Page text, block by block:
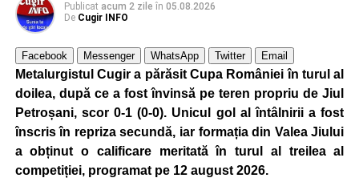
Publicat acum 2 zile în 05.08.2026
De Cugir INFO
Facebook Messenger WhatsApp Twitter Email
Metalurgistul Cugir a părăsit Cupa României în turul al
doilea, după ce a fost învinsă pe teren propriu de Jiul
Petroșani, scor 0-1 (0-0). Unicul gol al întâlnirii a fost
înscris în repriza secundă, iar formația din Valea Jiului
a obținut o calificare meritată în turul al treilea al
competiției, programat pe 12 august 2026.